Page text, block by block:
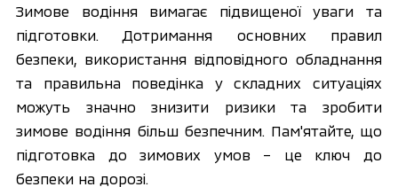
Зимове водіння вимагає підвищеної уваги та
підготовки. Дотримання основних правил
безпеки, використання відповідного обладнання
та правильна поведінка у складних ситуаціях
можуть значно знизити ризики та зробити
зимове водіння більш безпечним. Пам'ятайте, що
підготовка до зимових умов – це ключ до
безпеки на дорозі.